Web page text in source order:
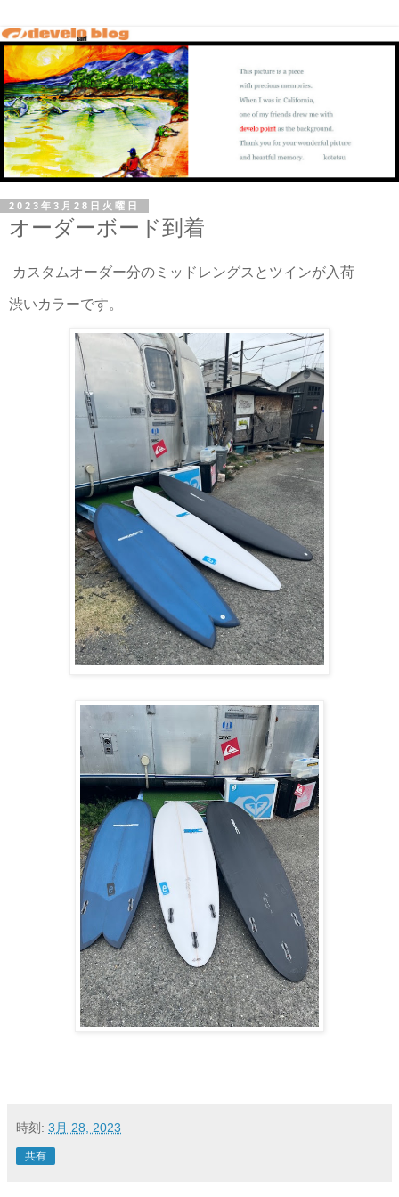
2023年3月28日火曜日
オーダーボード到着
カスタムオーダー分のミッドレングスとツインが入荷
渋いカラーです。
時刻: 3月 28, 2023
共有